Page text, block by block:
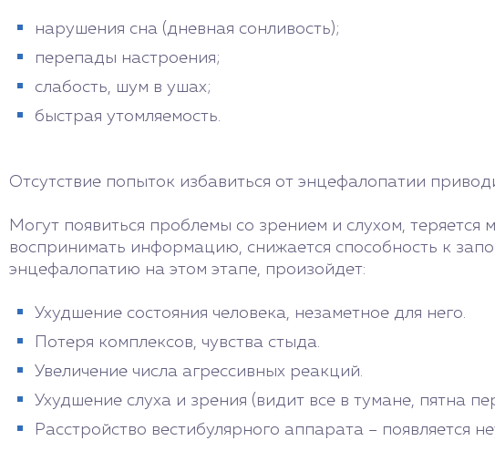
нарушения сна (дневная сонливость);
перепады настроения;
слабость, шум в ушах;
быстрая утомляемость.
Отсутствие попыток избавиться от энцефалопатии
Могут появиться проблемы со зрением и слухом, теряется
воспринимать информацию, снижается способность к
энцефалопатию на этом этапе, произойдет:
Ухудшение состояния человека, незаметное для него.
Потеря комплексов, чувства стыда.
Увеличение числа агрессивных реакций.
Ухудшение слуха и зрения (видит все в тумане, пятна
Расстройство вестибулярного аппарата – появляется